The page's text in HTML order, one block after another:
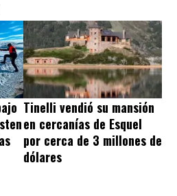
Tinelli vendió su mansión
en cercanías de Esquel
por cerca de 3 millones de
dólares